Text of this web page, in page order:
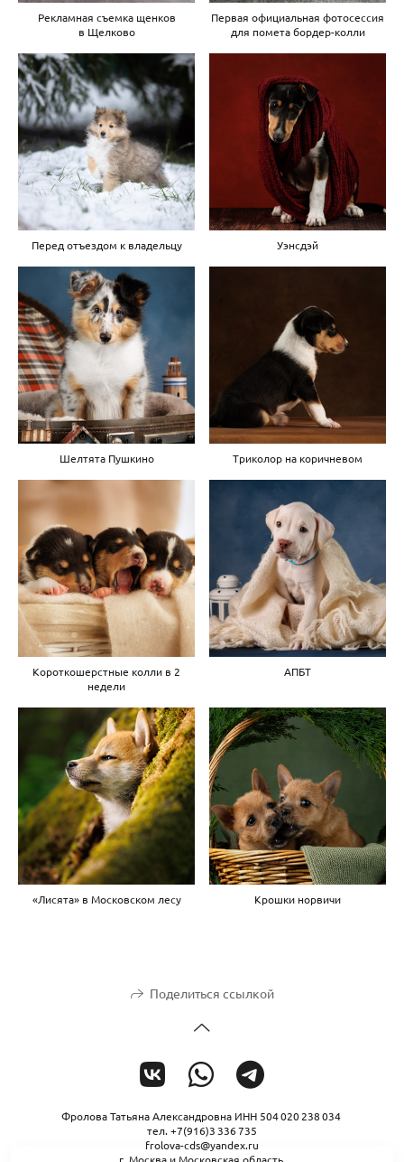
Рекламная съемка щенков
в Щелково
Первая официальная фотосессия
для помета бордер-колли
Перед отъездом к владельцу Уэнсдэй
Шелтята Пушкино Триколор на коричневом
Короткошерстные колли в 2
недели
АПБТ
«Лисята» в Московском лесу Крошки норвичи
Поделиться ссылкой
Фролова Татьяна Александровна ИНН 504 020 238 034
тел. +7(916)3 336 735
frolova-cds@yandex.ru